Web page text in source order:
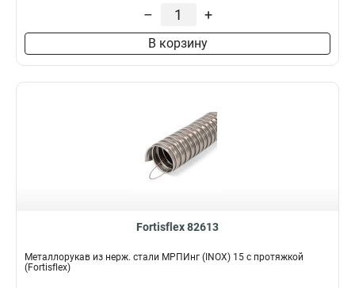
– +
В корзину
Fortisflex 82613
Металлорукав из нерж. стали МРПИнг (INOX) 15 с протяжкой
(Fortisflex)